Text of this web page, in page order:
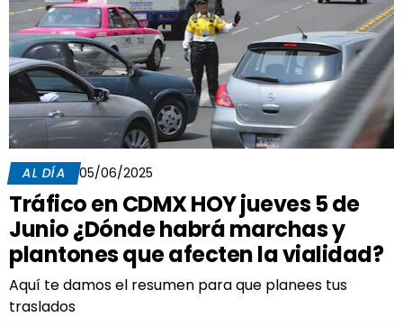
AL DÍA 05/06/2025
Tráfico en CDMX HOY jueves 5 de
Junio ¿Dónde habrá marchas y
plantones que afecten la vialidad?
Aquí te damos el resumen para que planees tus
traslados